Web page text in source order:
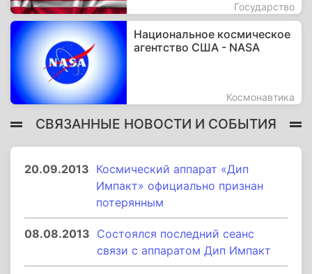
Государство
Национальное космическое
агентство США - NASA
Космонавтика
СВЯЗАННЫЕ НОВОСТИ И СОБЫТИЯ
20.09.2013 Космический аппарат «Дип
Импакт» официально признан
потерянным
08.08.2013 Состоялся последний сеанс
связи с аппаратом Дип Импакт